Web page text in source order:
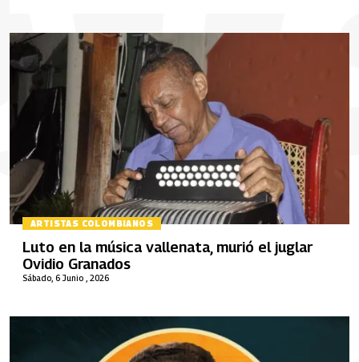
ARTISTAS COLOMBIANOS
Sábado, 6 Junio , 2026
Luto en la música vallenata, murió el juglar
Ovidio Granados